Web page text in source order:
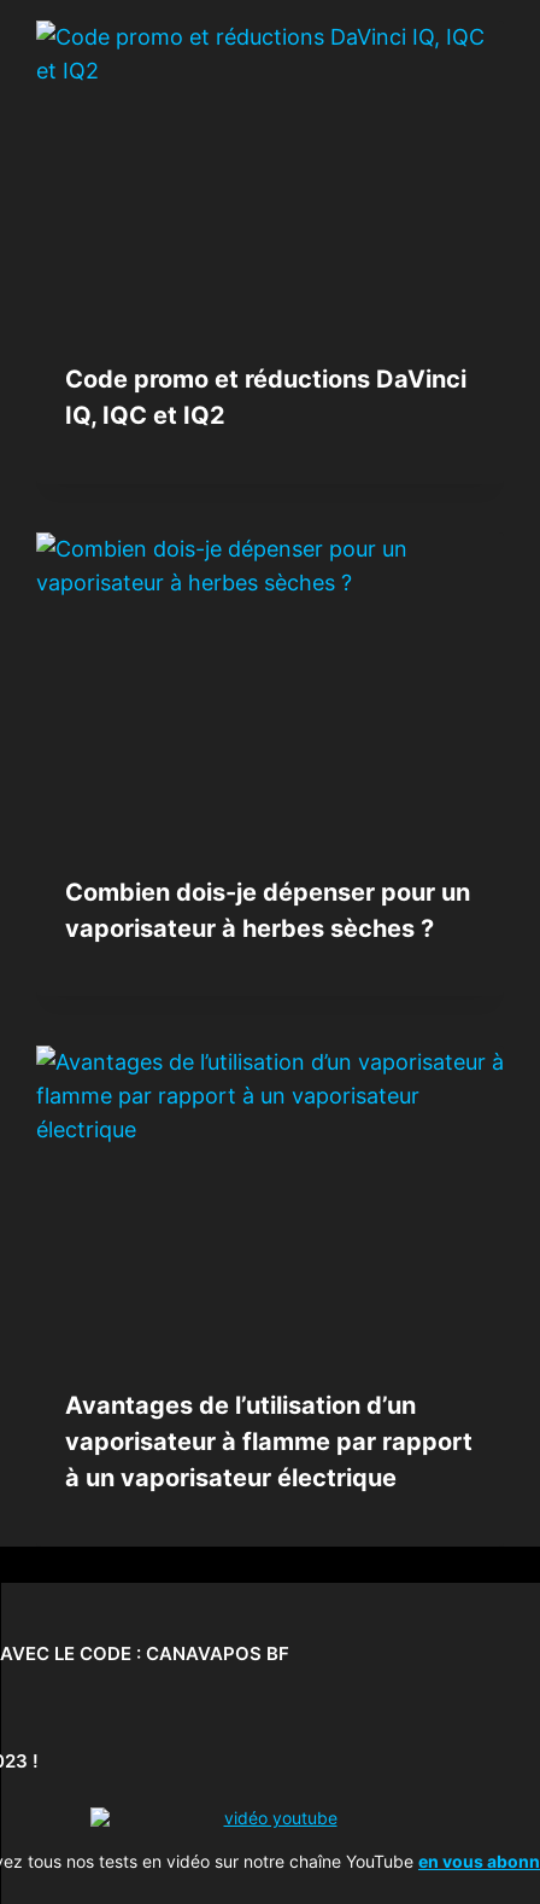
Code promo et réductions DaVinci
IQ, IQC et IQ2
Combien dois-je dépenser pour un
vaporisateur à herbes sèches ?
Avantages de l’utilisation d’un
vaporisateur à flamme par rapport
à un vaporisateur électrique
LE CODE : CANAVAPOS BF
!
tous nos tests en vidéo sur notre chaîne YouTube en vous